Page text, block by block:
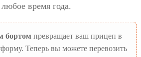
время года.
бортом превращает ваш прицеп в
Теперь вы можете перевозить